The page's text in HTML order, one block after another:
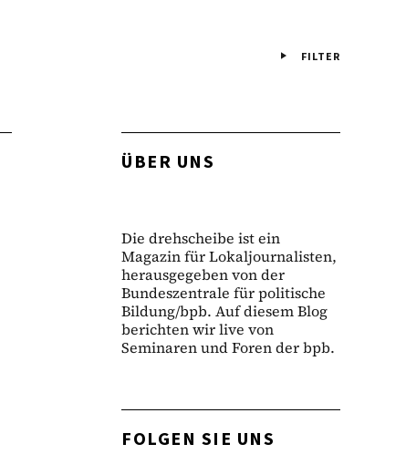
FILTER
ÜBER UNS
Die drehscheibe ist ein
Magazin für Lokaljournalisten,
herausgegeben von der
Bundeszentrale für politische
Bildung/bpb. Auf diesem Blog
berichten wir live von
Seminaren und Foren der bpb.
FOLGEN SIE UNS